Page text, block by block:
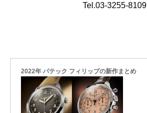
Tel.03-3255-8109
2022年 パテック フィリップの新作まとめ